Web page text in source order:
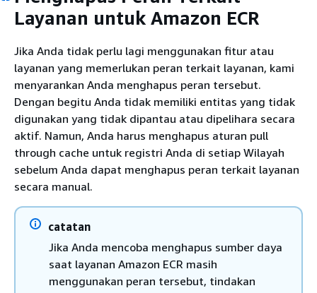
Layanan untuk Amazon ECR
Jika Anda tidak perlu lagi menggunakan fitur atau
layanan yang memerlukan peran terkait layanan, kami
menyarankan Anda menghapus peran tersebut.
Dengan begitu Anda tidak memiliki entitas yang tidak
digunakan yang tidak dipantau atau dipelihara secara
aktif. Namun, Anda harus menghapus aturan pull
through cache untuk registri Anda di setiap Wilayah
sebelum Anda dapat menghapus peran terkait layanan
secara manual.
catatan
Jika Anda mencoba menghapus sumber daya
saat layanan Amazon ECR masih
menggunakan peran tersebut, tindakan